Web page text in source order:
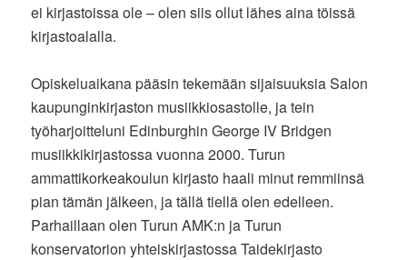
ei kirjastoissa ole – olen siis ollut lähes aina töissä
kirjastoalalla.
Opiskeluaikana pääsin tekemään sijaisuuksia Salon
kaupunginkirjaston musiikkiosastolle, ja tein
työharjoitteluni Edinburghin George IV Bridgen
musiikkikirjastossa vuonna 2000. Turun
ammattikorkeakoulun kirjasto haali minut remmiinsä
pian tämän jälkeen, ja tällä tiellä olen edelleen.
Parhaillaan olen Turun AMK:n ja Turun
konservatorion yhteiskirjastossa Taidekirjasto